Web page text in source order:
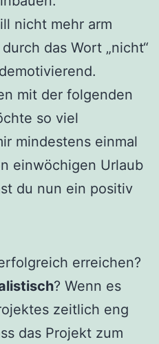
nicht mehr arm
das Wort „nicht“
mit der folgenden
so viel
mindestens einmal
einwöchigen Urlaub
du nun ein positiv
erreichen?
? Wenn es
zeitlich eng
das Projekt zum